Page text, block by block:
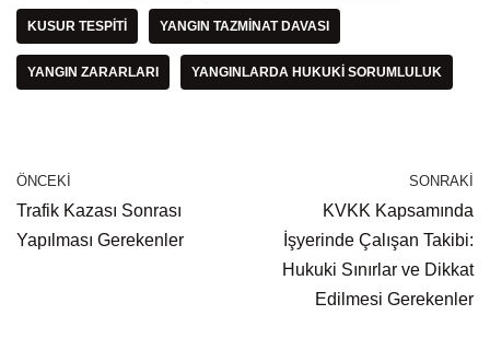
KUSUR TESPITI YANGIN TAZMINAT DAVASI
YANGIN ZARARLARI YANGINLARDA HUKUKI SORUMLULUK
ÖNCEKI
Trafik Kazası Sonrası
Yapılması Gerekenler
SONRAKI
KVKK Kapsamında
İşyerinde Çalışan Takibi:
Hukuki Sınırlar ve Dikkat
Edilmesi Gerekenler